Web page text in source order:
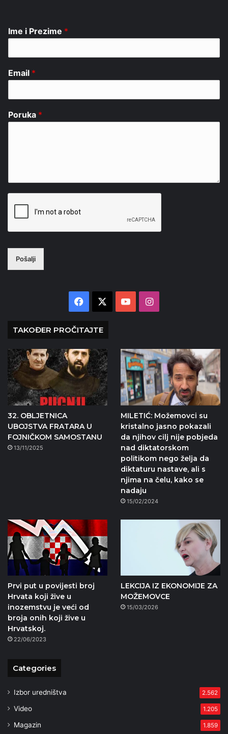
Ime i Prezime *
Email *
Poruka *
Pošalji
Facebook YouTubeInstagram
TAKOĐER PROČITAJTE
32. OBLJETNICA
UBOJSTVA FRATARA U
FOJNIČKOM SAMOSTANU
13/11/2025
MILETIĆ: Možemovci su
kristalno jasno pokazali
da njihov cilj nije pobjeda
nad diktatorskom
politikom nego želja da
diktaturu nastave, ali s
njima na čelu, kako se
nadaju
15/02/2024
Prvi put u povijesti broj
Hrvata koji žive u
inozemstvu je veći od
broja onih koji žive u
Hrvatskoj.
22/06/2023
LEKCIJA IZ EKONOMIJE ZA
MOŽEMOVCE
15/03/2026
Categories
Izbor uredništva 2.562
Video 1.205
Magazin 1.859